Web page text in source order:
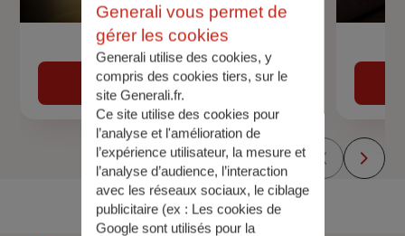
Devis assurance auto
Obtenir une estimation
Generali vous permet de
gérer les cookies
Generali utilise des cookies, y
compris des cookies tiers, sur le
site Generali.fr.
Ce site utilise des cookies pour
l’analyse et l'amélioration de
l’expérience utilisateur, la mesure et
l’analyse d’audience, l’interaction
avec les réseaux sociaux, le ciblage
publicitaire (ex : Les cookies de
Google sont utilisés pour la